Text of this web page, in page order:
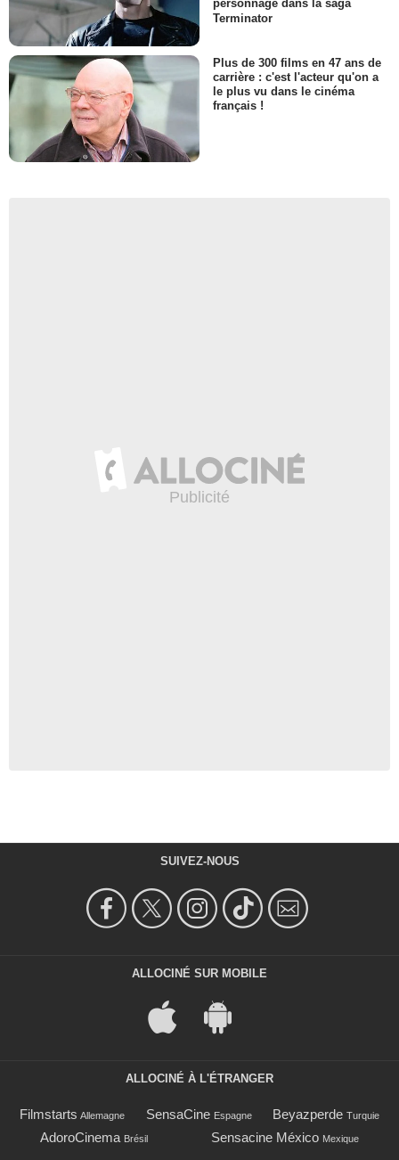
personnage dans la saga
Terminator
Plus de 300 films en 47 ans de
carrière : c'est l'acteur qu'on a
le plus vu dans le cinéma
français !
SUIVEZ-NOUS
ALLOCINÉ SUR MOBILE
ALLOCINÉ À L'ÉTRANGER
Filmstarts Allemagne SensaCine Espagne Beyazperde Turquie
AdoroCinema Brésil Sensacine México Mexique